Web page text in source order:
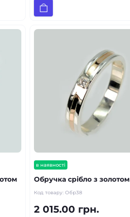
в наявності
Обручка срібло з золотом
Код товару: Обр38
2 015.00 грн.